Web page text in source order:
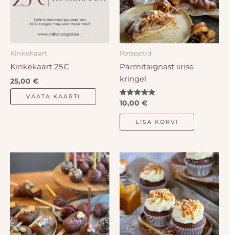
Kinkekaart
Kinkekaart 25€
25,00 €
VAATA KAARTI
Retseptid
Pärmitaignast iirise
kringel
Hinnanguga
4.94
/ 5
10,00 €
LISA KORVI